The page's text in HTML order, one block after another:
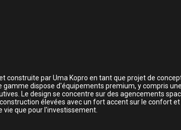
construite par Uma Kopro en tant que projet de
dispose d'équipements premium, y compris
Le design se concentre sur des agencements
élevées avec un fort accent sur le confort
vie que pour l'investissement.